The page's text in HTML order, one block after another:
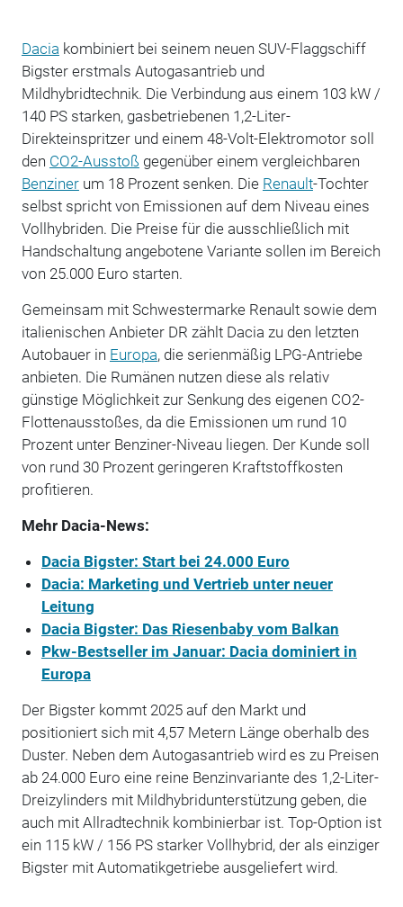
Dacia kombiniert bei seinem neuen SUV-Flaggschiff
Bigster erstmals Autogasantrieb und
Mildhybridtechnik. Die Verbindung aus einem 103 kW /
140 PS starken, gasbetriebenen 1,2-Liter-
Direkteinspritzer und einem 48-Volt-Elektromotor soll
den CO2-Ausstoß gegenüber einem vergleichbaren
Benzinerum 18 Prozent senken. Die Renault-Tochter
selbst spricht von Emissionen auf dem Niveau eines
Vollhybriden. Die Preise für die ausschließlich mit
Handschaltung angebotene Variante sollen im Bereich
von 25.000 Euro starten.
Gemeinsam mit Schwestermarke Renault sowie dem
italienischen Anbieter DR zählt Dacia zu den letzten
Autobauer in Europa, die serienmäßig LPG-Antriebe
anbieten. Die Rumänen nutzen diese als relativ
günstige Möglichkeit zur Senkung des eigenen CO2-
Flottenausstoßes, da die Emissionen um rund 10
Prozent unter Benziner-Niveau liegen. Der Kunde soll
von rund 30 Prozent geringeren Kraftstoffkosten
profitieren.
Mehr Dacia-News:
Dacia Bigster: Start bei 24.000 Euro
Dacia: Marketing und Vertrieb unter neuer
Leitung
Dacia Bigster: Das Riesenbaby vom Balkan
Pkw-Bestseller im Januar: Dacia dominiert in
Europa
Der Bigster kommt 2025 auf den Markt und
positioniert sich mit 4,57 Metern Länge oberhalb des
Duster. Neben dem Autogasantrieb wird es zu Preisen
ab 24.000 Euro eine reine Benzinvariante des 1,2-Liter-
Dreizylinders mit Mildhybridunterstützung geben, die
auch mit Allradtechnik kombinierbar ist. Top-Option ist
ein 115 kW / 156 PS starker Vollhybrid, der als einziger
Bigster mit Automatikgetriebe ausgeliefert wird.